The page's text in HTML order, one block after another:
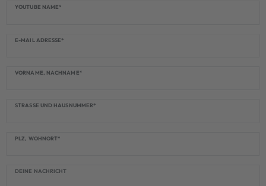
YOUTUBE NAME*
E-MAIL ADRESSE*
VORNAME, NACHNAME*
STRASSE UND HAUSNUMMER*
PLZ, WOHNORT*
DEINE NACHRICHT